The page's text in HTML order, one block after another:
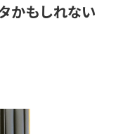
かもしれない